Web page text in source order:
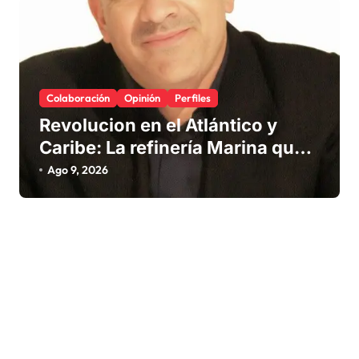
Colaboración Opinión Perfiles
Revolucion en el Atlántico y
Caribe: La refinería Marina que
promete salvar nuestras playas
Ago 9, 2026